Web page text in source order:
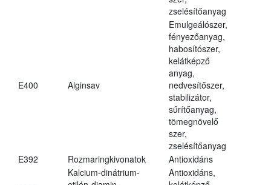
zselésítőanyag
E400 Alginsav
Emulgeálószer,
fényezőanyag,
habosítószer,
kelátképző
anyag,
nedvesítőszer,
stabilizátor,
sűrítőanyag,
tömegnövelő
szer,
zselésítőanyag
E392
Rozmaringkivonatok Antioxidáns
Kalcium-dinátrium-
Antioxidáns,